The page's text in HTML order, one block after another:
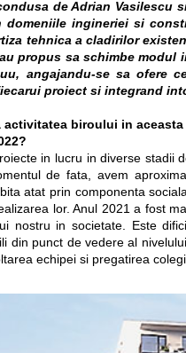
de Adrian Vasilescu
domeniile ingineriei si
tehnica a cladirilor
propus sa schimbe modul
angajandu-se sa ofere
proiect si integrand
activitatea biroului in
in lucru in diverse stadii
de fata, avem
atat prin componenta
lor. Anul 2021 a fost
nostru in societate. Este
din punct de vedere al
echipei si pregatirea